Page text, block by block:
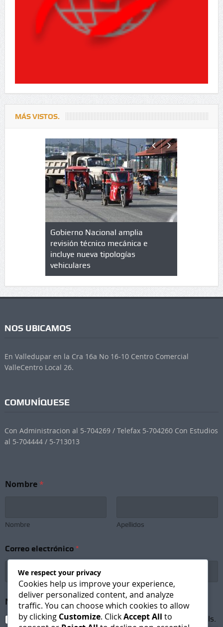
MÁS VISTOS.
de
en
Gobierno Nacional amplia
revisión técnico mecánica e
incluye nueva tipologías
vehiculares
NOS UBICAMOS
En Valledupar en la Cra 16a No 16-10 Centro Comercial
ValleCentro Local 26.
COMUNÍQUESE
Con Administracion al 5-704269 / Telefax 5-704260 Con Estudios
al 5-704444 / 5-713013
Nombre*
Nombre Apellidos
Correo electrónico *
u
b
s
Newsletter Subscription*
I agree to receive newsletters and promotional emails.
We respect your privacy
Cookies help us improve your experience,
deliver personalized content, and analyze
traffic. You can choose which cookies to allow
by clicking Customize. ClickAccept All to